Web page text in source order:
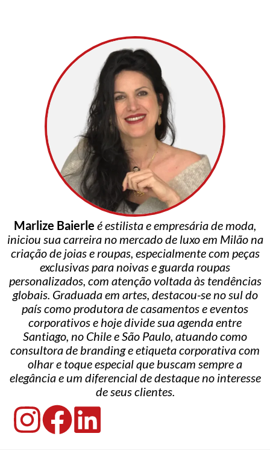
Marlize Baierle é estilista e empresária de moda,
iniciou sua carreira no mercado de luxo em Milão na
criação de joias e roupas, especialmente com peças
exclusivas para noivas e guarda roupas
personalizados, com atenção voltada às tendências
globais. Graduada em artes, destacou-se no sul do
país como produtora de casamentos e eventos
corporativos e hoje divide sua agenda entre
Santiago, no Chile e São Paulo, atuando como
consultora de branding e etiqueta corporativa com
olhar e toque especial que buscam sempre a
elegância e um diferencial de destaque no interesse
de seus clientes.